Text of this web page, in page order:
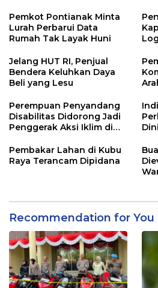
Pemkot Pontianak Minta
Lurah Perbarui Data
Rumah Tak Layak Huni
Jelang HUT RI, Penjual
Bendera Keluhkan Daya
Beli yang Lesu
Perempuan Penyandang
Disabilitas Didorong Jadi
Penggerak Aksi Iklim di
Pembakar Lahan di Kubu
Raya Terancam Dipidana
Recommendation for You